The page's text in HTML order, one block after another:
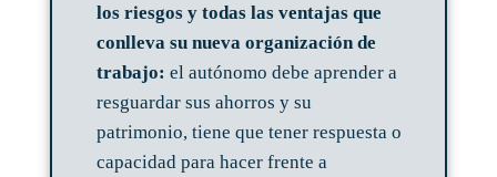
los riesgos y todas las ventajas que
conlleva su nueva organización de
trabajo: el autónomo debe aprender a
resguardar sus ahorros y su
patrimonio, tiene que tener respuesta o
capacidad para hacer frente a